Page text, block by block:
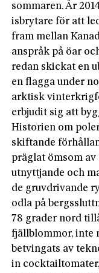
sommaren. År
isbrytare för att
fram mellan
anspråk på öar
redan skickat en
en flagga under
arktisk
erbjudit sig att
Historien om
skiftande
präglat ömsom av
utnyttjande och
de gruvdrivande
odla på
78 grader nord
fjällblommor, inte
betvingats av
in